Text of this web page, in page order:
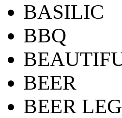
BASILIC
BBQ
BEER
BEER